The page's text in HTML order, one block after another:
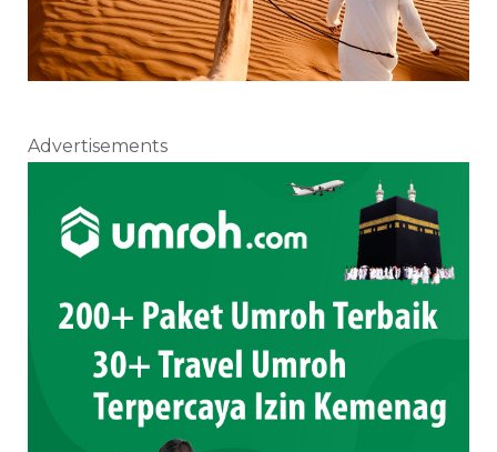
Advertisements